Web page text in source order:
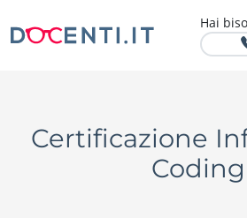
Hai
Certificazione
Coding